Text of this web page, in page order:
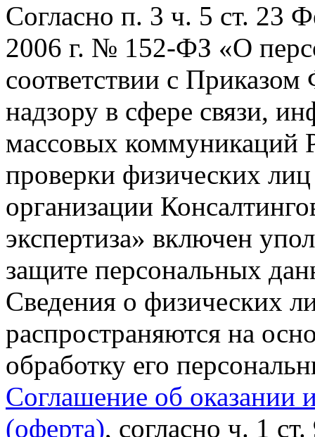
Согласно п. 3 ч. 5 ст. 23
2006 г. № 152-ФЗ «О
соответствии с
надзору в сфере связи,
массовых коммуникаций
проверки физических
организации
экспертиза» включен
защите персональных
Сведения о физических
распространяются на
обработку его
Соглашение об оказании
(оферта), согласно ч. 1